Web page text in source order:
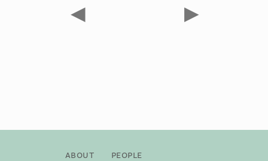
◀ ▶
About People